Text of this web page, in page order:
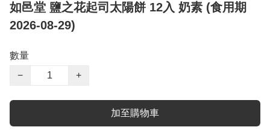
如邑堂 鹽之花起司太陽餅 12入 奶素 (食用期
2026-08-29)
數量
−
+
加至購物車